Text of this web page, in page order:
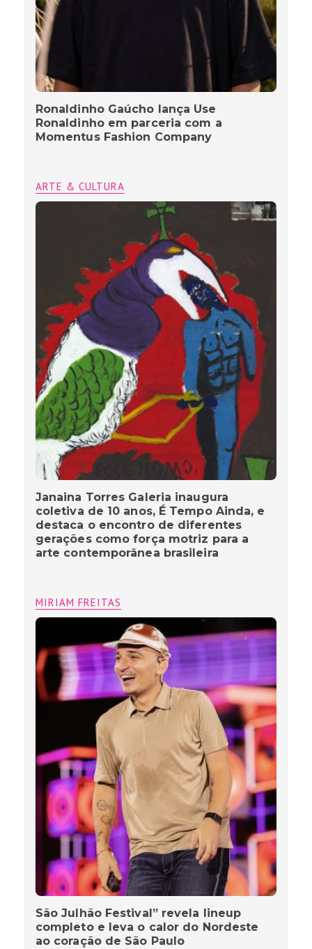
Ronaldinho Gaúcho lança Use
Ronaldinho em parceria com a
Momentus Fashion Company
ARTE & CULTURA
Janaina Torres Galeria inaugura
coletiva de 10 anos, É Tempo Ainda, e
destaca o encontro de diferentes
gerações como força motriz para a
arte contemporânea brasileira
MIRIAM FREITAS
São Julhão Festival” revela lineup
completo e leva o calor do Nordeste
ao coração de São Paulo